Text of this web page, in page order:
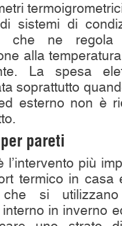
sistemi di
che ne regola
alla
La spesa
soprattutto
esterno non è
pareti
l’intervento più
termico in casa
che si
interno in inverno